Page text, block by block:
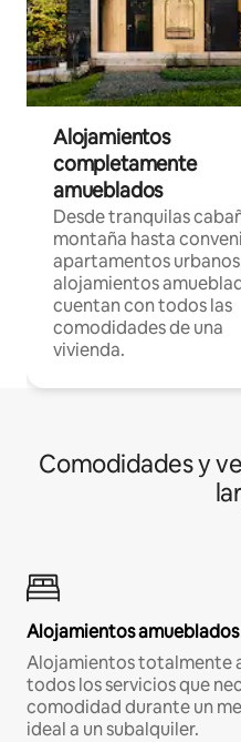
Alojamientos
completamente
amueblados
Desde tranquilas
montaña hasta
apartamentos
alojamientos
cuentan con todos las
comodidades de una
vivienda.
Comodidades y
Alojamientos amueblados
Alojamientos totalmente
todos los servicios que
comodidad durante un
ideal a un subalquiler.